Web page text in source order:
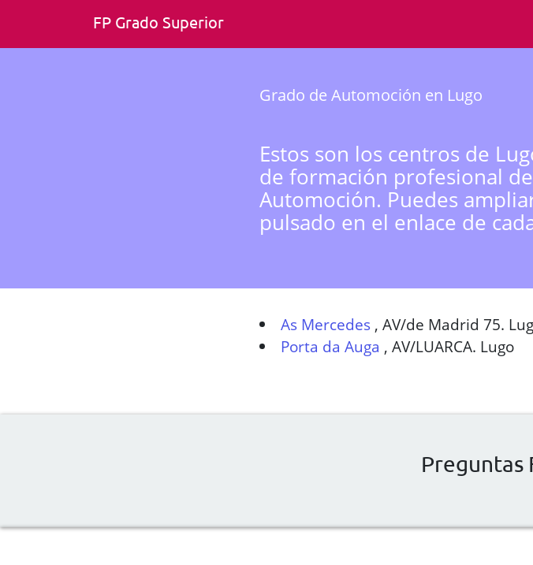
FP Grado Superior
Grado de Automoción en Lugo
Estos son los centros de
de formación profesional
Automoción. Puedes
pulsado en el enlace de
As Mercedes , AV/de Madrid 75.
Porta da Auga , AV/LUARCA. Lugo
Preguntas